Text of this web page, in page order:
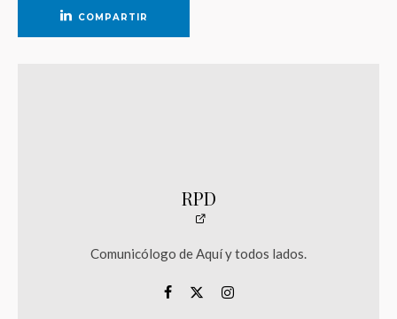
COMPARTIR
RPD
Comunicólogo de Aquí y todos lados.